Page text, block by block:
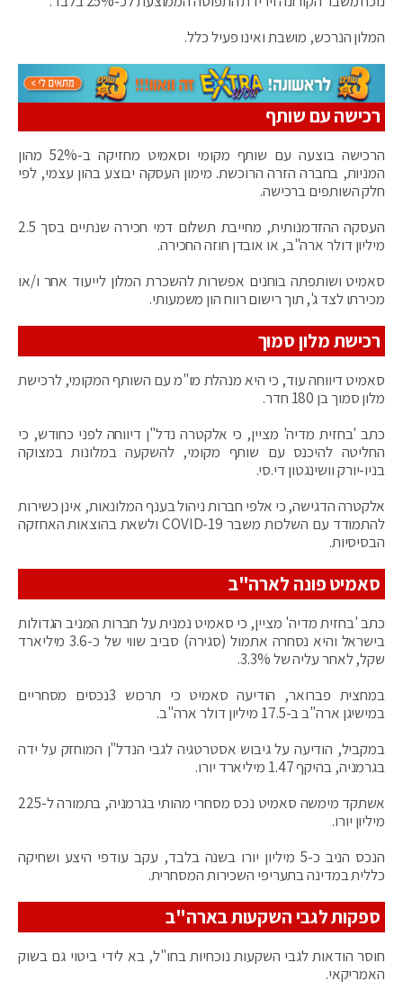
המלון הנרכש, מושבת ואינו פעיל כלל.
רכישה עם שותף
הרכישה בוצעה עם שותף מקומי וסאמיט מחזיקה ב-52% מהון
המניות, בחברה הזרה הרוכשת. מימון העסקה יבוצע בהון עצמי, לפי
חלק השותפים ברכישה.
העסקה ההזדמנותית, מחייבת תשלום דמי חכירה שנתיים בסך 2.5
מיליון דולר ארה"ב, או אובדן חוזה החכירה.
סאמיט ושותפתה בוחנים אפשרות להשכרת המלון לייעוד אחר ו/או
מכירתו לצד ג', תוך רישום רווח הון משמעותי.
רכישת מלון סמוך
סאמיט דיווחה עוד, כי היא מנהלת מו"מ עם השותף המקומי, לרכישת
מלון סמוך בן 180 חדר.
כתב 'בחזית מדיה' מציין, כי אלקטרה נדל"ן דיווחה לפני כחודש, כי
החליטה להיכנס עם שותף מקומי, להשקעה במלונות במצוקה
בניו-יורק וושינגטון די.סי.
אלקטרה הדגישה, כי אלפי חברות ניהול בענף המלונאות, אינן כשירות
להתמודד עם השלכות משבר COVID-19 ולשאת בהוצאות האחזקה
הבסיסיות.
סאמיט פונה לארה"ב
כתב 'בחזית מדיה' מציין, כי סאמיט נמנית על חברות המניב הגדולות
בישראל והיא נסחרה אתמול (סגירה) סביב שווי של כ-3.6 מיליארד
שקל, לאחר עליה של 3.3%.
במחצית פברואר, הודיעה סאמיט כי תרכוש 3נכסים מסחריים
במישיגן ארה"ב ב-17.5 מיליון דולר ארה"ב.
במקביל, הודיעה על גיבוש אסטרטגיה לגבי הנדל"ן המוחזק על ידה
בגרמניה, בהיקף 1.47 מיליארד יורו.
אשתקד מימשה סאמיט נכס מסחרי מהותי בגרמניה, בתמורה ל-225
מיליון יורו.
הנכס הניב כ-5 מיליון יורו בשנה בלבד, עקב עודפי היצע ושחיקה
כללית במדינה בתעריפי השכירות המסחרית.
ספקות לגבי השקעות בארה"ב
חוסר הודאות לגבי השקעות נוכחיות בחו"ל, בא לידי ביטוי גם בשוק
האמריקאי.